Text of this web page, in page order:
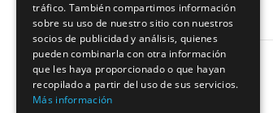
tráfico. También compartimos información
sobre su uso de nuestro sitio con nuestros
socios de publicidad y análisis, quienes
pueden combinarla con otra información
que les haya proporcionado o que hayan
recopilado a partir del uso de sus servicios.
Más información